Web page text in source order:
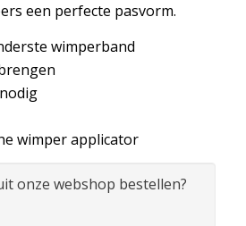
een perfecte pasvorm.
wimperband
wimper applicator
onze webshop bestellen?